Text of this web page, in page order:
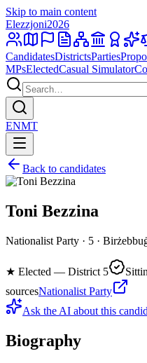
Skip to main content
Elezzjoni2026
CandidatesDistrictsParties
MPsElectedCasual Simulator
ENMT
Back to candidates
Toni Bezzina
Nationalist Party · 5 ·
★ Elected — District 5
sourcesNationalist Party
Ask the AI about this
Biography